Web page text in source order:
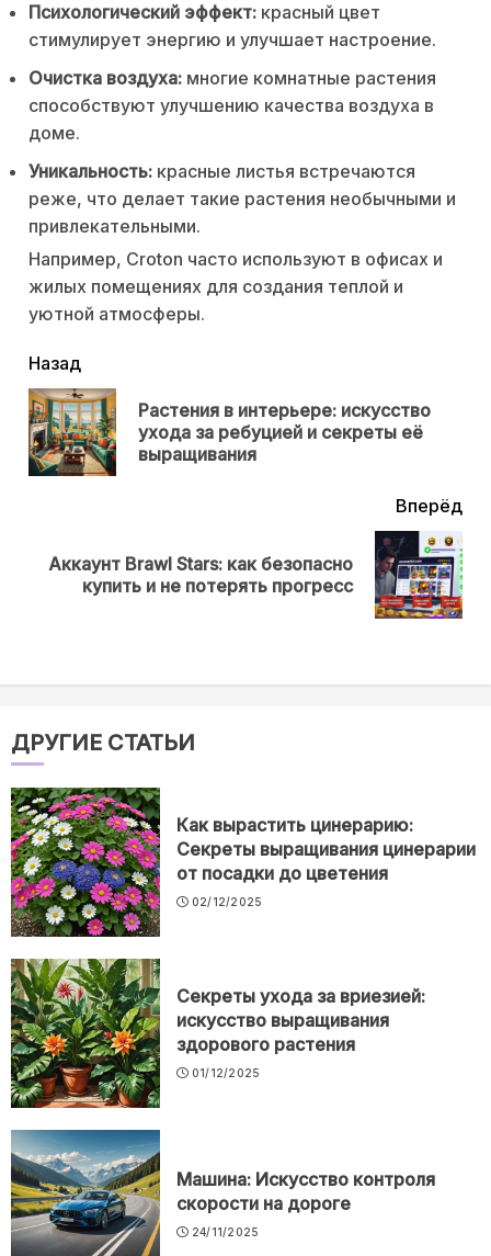
Психологический эффект: красный цвет
стимулирует энергию и улучшает настроение.
Очистка воздуха: многие комнатные растения
способствуют улучшению качества воздуха в
доме.
Уникальность: красные листья встречаются
реже, что делает такие растения необычными и
привлекательными.
Например, Croton часто используют в офисах и
жилых помещениях для создания теплой и
уютной атмосферы.
читать
еще
Назад
Растения в интерьере: искусство
ухода за ребуцией и секреты её
выращивания
Вперёд
Next
Аккаунт Brawl Stars: как безопасно
купить и не потерять прогресс
ДРУГИЕ СТАТЬИ
Как вырастить цинерарию:
Секреты выращивания цинерарии
от посадки до цветения
02/12/2025
Секреты ухода за вриезией:
искусство выращивания
здорового растения
01/12/2025
Машина: Искусство контроля
скорости на дороге
24/11/2025